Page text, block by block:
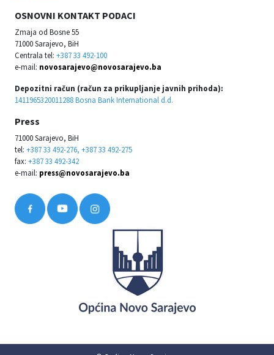
OSNOVNI KONTAKT PODACI
Zmaja od Bosne 55
71000 Sarajevo, BiH
Centrala tel: +387 33 492-100
e-mail: novosarajevo@novosarajevo.ba
Depozitni račun (račun za prikupljanje javnih prihoda):
1411965320011288 Bosna Bank International d.d.
Press
71000 Sarajevo, BiH
tel: +387 33 492-276, +387 33 492-275
fax: +387 33 492-342
e-mail: press@novosarajevo.ba